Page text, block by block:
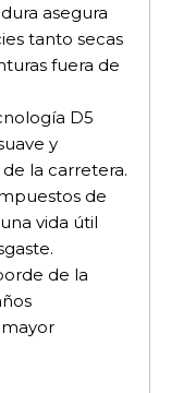
asegura
tanto secas
fuera de
D5
y
la carretera.
de
vida útil
de la